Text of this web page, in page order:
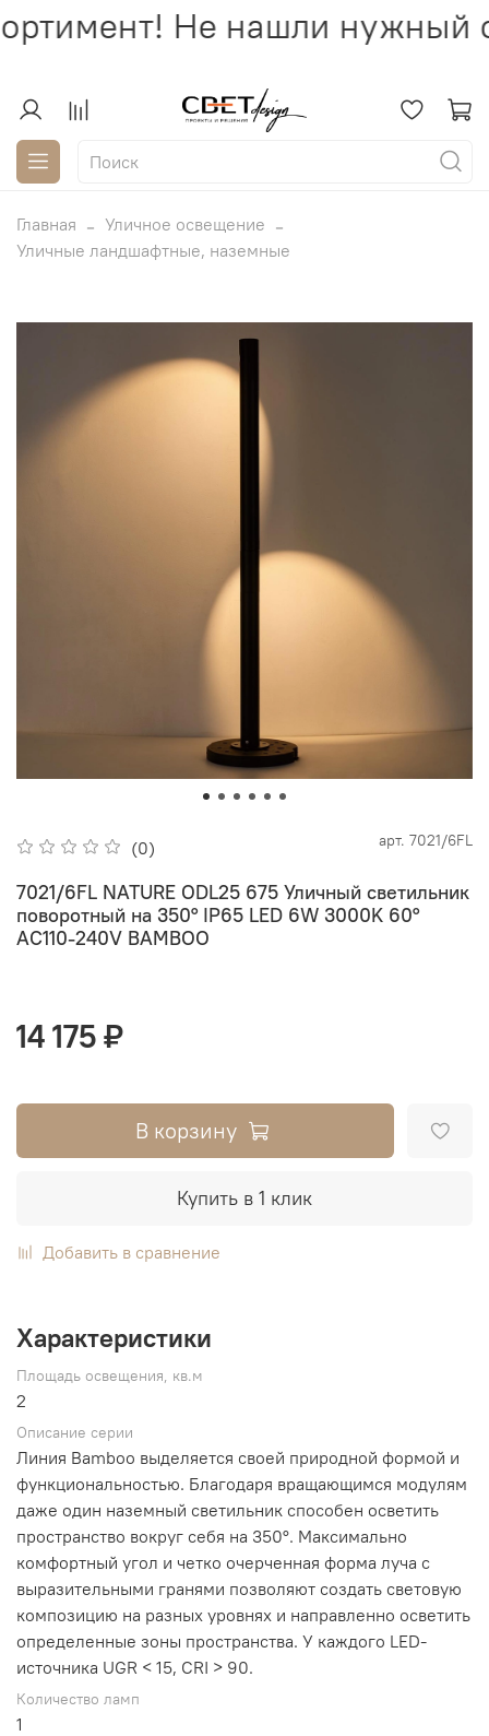
Не нашли нужный
Главная
Уличное освещение
Уличные ландшафтные, наземные
(0) арт. 7021/6FL
7021/6FL NATURE ODL25 675 Уличный светильник
поворотный на 350° IP65 LED 6W 3000K 60°
AC110-240V BAMBOO
14 175 ₽
В корзину
Купить в 1 клик
Добавить в сравнение
Характеристики
Площадь освещения, кв.м
2
Описание серии
Линия Bamboo выделяется своей природной формой и
функциональностью. Благодаря вращающимся модулям
даже один наземный светильник способен осветить
пространство вокруг себя на 350°. Максимально
комфортный угол и четко очерченная форма луча с
выразительными гранями позволяют создать световую
композицию на разных уровнях и направленно осветить
определенные зоны пространства. У каждого LED-
источника UGR < 15, CRI > 90.
Количество ламп
1